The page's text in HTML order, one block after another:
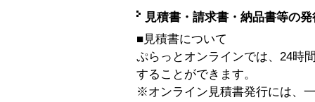
見積書・請求書・納品書等の
■見積書について
ぷらっとオンラインでは、24時
することができます。
※オンライン見積書発行には、